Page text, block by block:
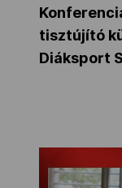
tisztújító
Diáksport